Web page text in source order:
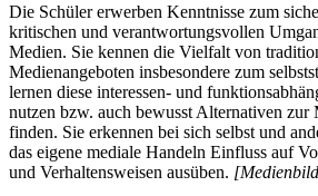
Die Schüler erwerben Kenntnisse zum
kritischen und verantwortungsvollen
Medien. Sie kennen die Vielfalt von
Medienangeboten insbesondere zum
lernen diese interessen- und
nutzen bzw. auch bewusst Alternativen zur
finden. Sie erkennen bei sich selbst und
das eigene mediale Handeln Einfluss auf
und Verhaltensweisen ausüben.